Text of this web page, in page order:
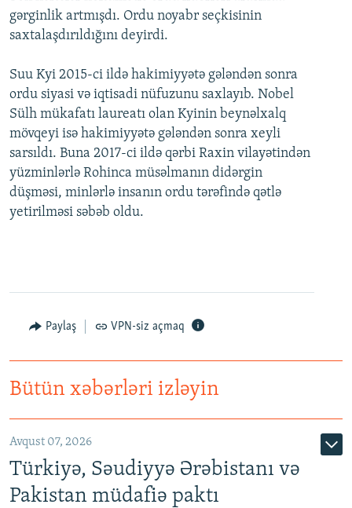
gərginlik artmışdı. Ordu noyabr seçkisinin
saxtalaşdırıldığını deyirdi.
Suu Kyi 2015-ci ildə hakimiyyətə gələndən sonra
ordu siyasi və iqtisadi nüfuzunu saxlayıb. Nobel
Sülh mükafatı laureatı olan Kyinin beynəlxalq
mövqeyi isə hakimiyyətə gələndən sonra xeyli
sarsıldı. Buna 2017-ci ildə qərbi Raxin vilayətindən
yüzminlərlə Rohinca müsəlmanın didərgin
düşməsi, minlərlə insanın ordu tərəfində qətlə
yetirilməsi səbəb oldu.
Paylaş VPN-siz açmaq
Bütün xəbərləri izləyin
Avqust 07, 2026
Türkiyə, Səudiyyə Ərəbistanı və
Pakistan müdafiə paktı